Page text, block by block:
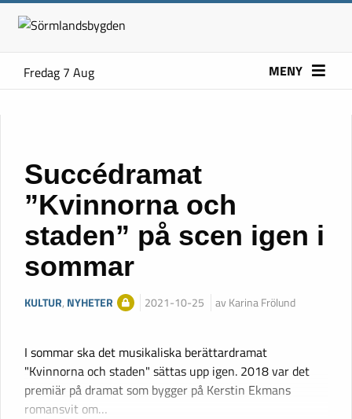
Fredag 7 Aug MENY
Succédramat
”Kvinnorna och
staden” på scen igen i
sommar
KULTUR, NYHETER 2021-10-25 av Karina Frölund
I sommar ska det musikaliska berättardramat
"Kvinnorna och staden" sättas upp igen. 2018 var det
premiär på dramat som bygger på Kerstin Ekmans
romansvit om…